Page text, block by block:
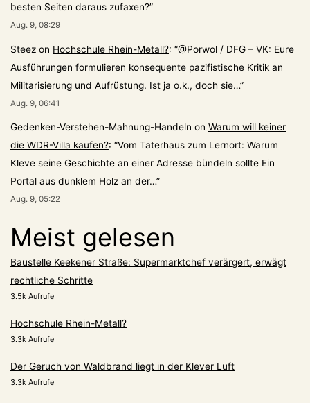
besten Seiten daraus zufaxen?”
Aug. 9, 08:29
Steez on Hochschule Rhein-Metall?: “@Porwol / DFG – VK: Eure
Ausführungen formulieren konsequente pazifistische Kritik an
Militarisierung und Aufrüstung. Ist ja o.k., doch sie…”
Aug. 9, 06:41
Gedenken-Verstehen-Mahnung-Handeln on Warum will keiner
die WDR-Villa kaufen?: “Vom Täterhaus zum Lernort: Warum
Kleve seine Geschichte an einer Adresse bündeln sollte Ein
Portal aus dunklem Holz an der…”
Aug. 9, 05:22
Meist gelesen
Baustelle Keekener Straße: Supermarktchef verärgert, erwägt
rechtliche Schritte
3.5k Aufrufe
Hochschule Rhein-Metall?
3.3k Aufrufe
Der Geruch von Waldbrand liegt in der Klever Luft
3.3k Aufrufe